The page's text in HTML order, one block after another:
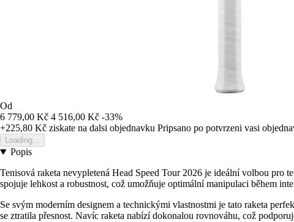
Od
6 779,00 Kč 4 516,00 Kč -33%
+225,80 Kč ziskate na dalsi objednavku Pripsano po potvrzeni vasi
Loading...
Popis
Tenisová raketa nevypletená Head Speed Tour 2026 je ideální volbou
spojuje lehkost a robustnost, což umožňuje optimální manipulaci během
Se svým moderním designem a technickými vlastnostmi je tato raketa
se ztratila přesnost. Navíc raketa nabízí dokonalou rovnováhu, což